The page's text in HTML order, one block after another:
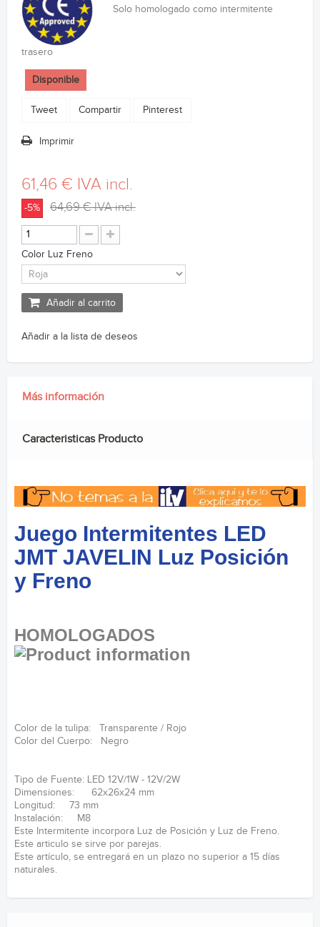
Solo homologado como intermitente
trasero
Disponible
Tweet Compartir Pinterest
Imprimir
61,46 € IVA incl.
-5% 64,69 €IVA incl.
Color Luz Freno
Añadir al carrito
Añadir a la lista de deseos
Más información
Caracteristicas Producto
Juego Intermitentes LED
JMT JAVELIN Luz Posición
y Freno
HOMOLOGADOS
Color de la tulipa: Transparente / Rojo
Color del Cuerpo: Negro
Tipo de Fuente: LED 12V/1W - 12V/2W
Dimensiones: 62x26x24 mm
Longitud: 73 mm
Instalación: M8
Este Intermitente incorpora Luz de Posición y Luz de Freno.
Este articulo se sirve por parejas.
Este artículo, se entregará en un plazo no superior a 15 días
naturales.